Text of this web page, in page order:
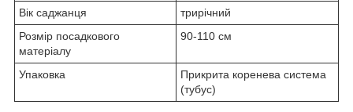
Вік саджанця
трирічний
Розмір посадкового
матеріалу
90-110 см
Упаковка
Прикрита коренева система
(тубус)